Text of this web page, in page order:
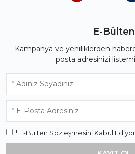
E-Bülten
Kampanya ve yeniliklerden
posta adresinizi
* E-Bülten Sözleşmesini Kabul